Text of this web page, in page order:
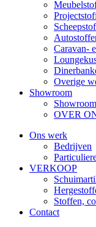
Caravan-
Overige
Showroom
Showroom
OVER
Ons werk
Bedrijven
VERKOOP
Stoffen,
Contact